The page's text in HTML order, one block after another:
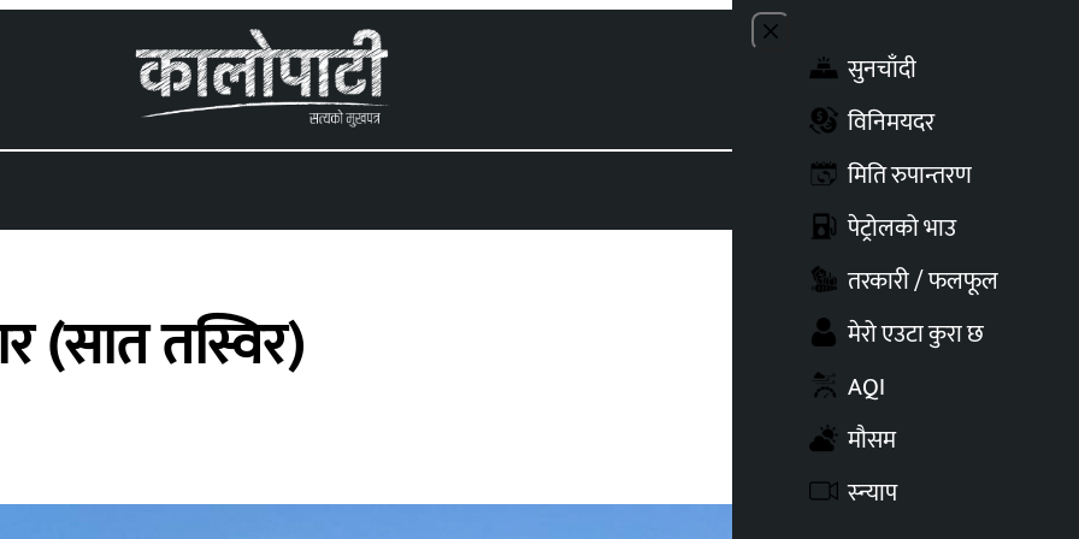
Close menu
सुनचाँदी
विनिमयदर
मिति रुपान्तरण
पेट्रोलको भाउ
तरकारी / फलफूल
मेरो एउटा कुरा छ
AQI
मौसम
स्न्याप
(सात तस्विर)